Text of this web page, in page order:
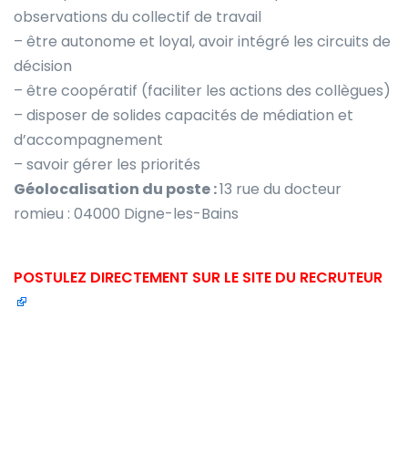
observations du collectif de travail
– être autonome et loyal, avoir intégré les circuits de
décision
– être coopératif (faciliter les actions des collègues)
– disposer de solides capacités de médiation et
d’accompagnement
– savoir gérer les priorités
Géolocalisation du poste :13 rue du docteur
romieu : 04000 Digne-les-Bains
POSTULEZ DIRECTEMENT SUR LE SITE DU RECRUTEUR